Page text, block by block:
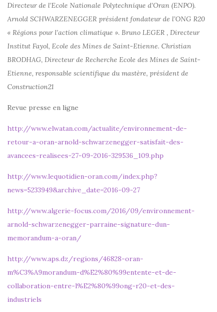
Directeur de l’Ecole Nationale Polytechnique d’Oran (ENPO).
Arnold SCHWARZENEGGER président fondateur de l’ONG R20
« Régions pour l’action climatique ». Bruno LEGER , Directeur
Institut Fayol, Ecole des Mines de Saint-Etienne. Christian
BRODHAG, Directeur de Recherche Ecole des Mines de Saint-
Etienne, responsable scientifique du mastère, président de
Construction21
Revue presse en ligne
http://www.elwatan.com/actualite/environnement-de-
retour-a-oran-arnold-schwarzenegger-satisfait-des-
avancees-realisees-27-09-2016-329536_109.php
http://www.lequotidien-oran.com/index.php?
news=5233949&archive_date=2016-09-27
http://www.algerie-focus.com/2016/09/environnement-
arnold-schwarzenegger-parraine-signature-dun-
memorandum-a-oran/
http://www.aps.dz/regions/46828-oran-
m%C3%A9morandum-d%E2%80%99entente-et-de-
collaboration-entre-l%E2%80%99ong-r20-et-des-
industriels